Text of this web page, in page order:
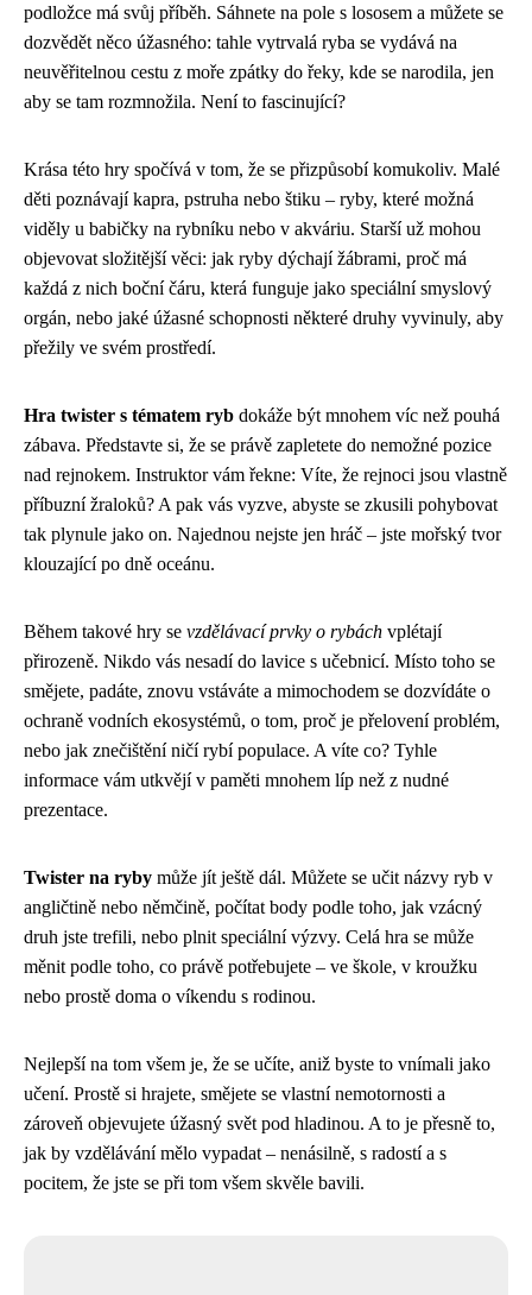
podložce má svůj příběh. Sáhnete na pole s lososem a můžete se
dozvědět něco úžasného: tahle vytrvalá ryba se vydává na
neuvěřitelnou cestu z moře zpátky do řeky, kde se narodila, jen
aby se tam rozmnožila. Není to fascinující?
Krása této hry spočívá v tom, že se přizpůsobí komukoliv. Malé
děti poznávají kapra, pstruha nebo štiku – ryby, které možná
viděly u babičky na rybníku nebo v akváriu. Starší už mohou
objevovat složitější věci: jak ryby dýchají žábrami, proč má
každá z nich boční čáru, která funguje jako speciální smyslový
orgán, nebo jaké úžasné schopnosti některé druhy vyvinuly, aby
přežily ve svém prostředí.
Hra twister s tématem ryb dokáže být mnohem víc než pouhá
zábava. Představte si, že se právě zapletete do nemožné pozice
nad rejnokem. Instruktor vám řekne: Víte, že rejnoci jsou vlastně
příbuzní žraloků? A pak vás vyzve, abyste se zkusili pohybovat
tak plynule jako on. Najednou nejste jen hráč – jste mořský tvor
klouzající po dně oceánu.
Během takové hry se vzdělávací prvky o rybách vplétají
přirozeně. Nikdo vás nesadí do lavice s učebnicí. Místo toho se
smějete, padáte, znovu vstáváte a mimochodem se dozvídáte o
ochraně vodních ekosystémů, o tom, proč je přelovení problém,
nebo jak znečištění ničí rybí populace. A víte co? Tyhle
informace vám utkvějí v paměti mnohem líp než z nudné
prezentace.
Twister na ryby může jít ještě dál. Můžete se učit názvy ryb v
angličtině nebo němčině, počítat body podle toho, jak vzácný
druh jste trefili, nebo plnit speciální výzvy. Celá hra se může
měnit podle toho, co právě potřebujete – ve škole, v kroužku
nebo prostě doma o víkendu s rodinou.
Nejlepší na tom všem je, že se učíte, aniž byste to vnímali jako
učení. Prostě si hrajete, smějete se vlastní nemotornosti a
zároveň objevujete úžasný svět pod hladinou. A to je přesně to,
jak by vzdělávání mělo vypadat – nenásilně, s radostí a s
pocitem, že jste se při tom všem skvěle bavili.